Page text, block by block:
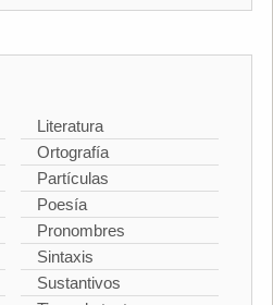
Literatura
Ortografía
Partículas
Poesía
Pronombres
Sintaxis
Sustantivos